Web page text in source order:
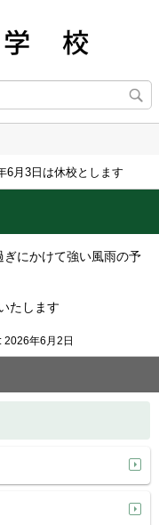
6月3日は休校とします
にかけて強い風雨の予
たします
2026年6月2日